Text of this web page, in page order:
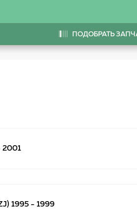
ПОДОБРАТЬ
2001
1995 - 1999